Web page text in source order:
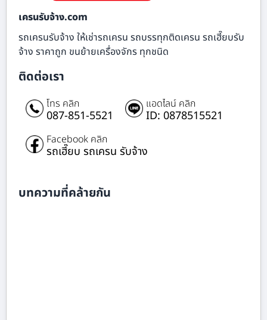
เครนรับจ้าง.com
รถเครนรับจ้าง ให้เช่ารถเครน รถบรรทุกติดเครน รถเฮี๊ยบรับ
จ้าง ราคาถูก ขนย้ายเครื่องจักร ทุกชนิด
ติดต่อเรา
โทร คลิก
087-851-5521
แอดไลน์ คลิก
ID: 0878515521
Facebook คลิก
รถเฮี๊ยบ รถเครน รับจ้าง
บทความที่คล้ายกัน